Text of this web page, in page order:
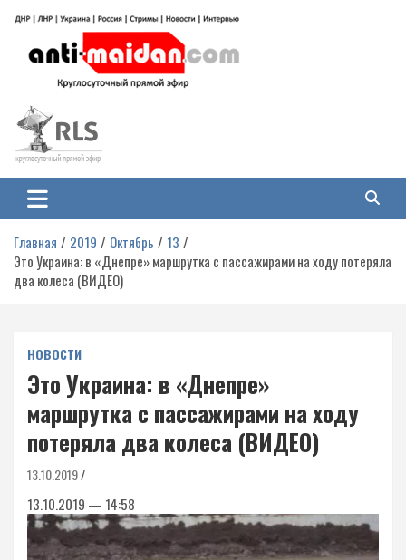
содержимому
Антимайдан: Гражданская война
на Украине
гражданской войне на Украине, включая события в Новороссии, ДНР,
ЛНР и других регионах.
Главная 2019 Октябрь
13
Это Украина: в «Днепре» маршрутка с пассажирами на ходу потеряла
два колеса (ВИДЕО)
НОВОСТИ
Это Украина: в «Днепре»
маршрутка с пассажирами на ходу
потеряла два колеса (ВИДЕО)
13.10.2019
13.10.2019 — 14:58